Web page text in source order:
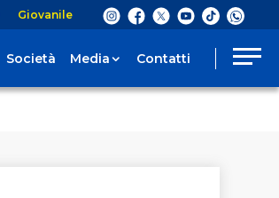
Giovanile
Società Media Contatti